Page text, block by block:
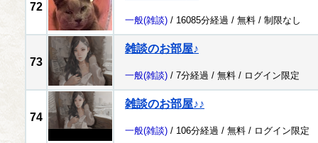
72
一般(雑談) / 16085分経過 / 無料 / 制限なし
73
雑談のお部屋♪
一般(雑談) / 7分経過 / 無料 / ログイン限定
74
雑談のお部屋♪♪
一般(雑談) / 106分経過 / 無料 / ログイン限定